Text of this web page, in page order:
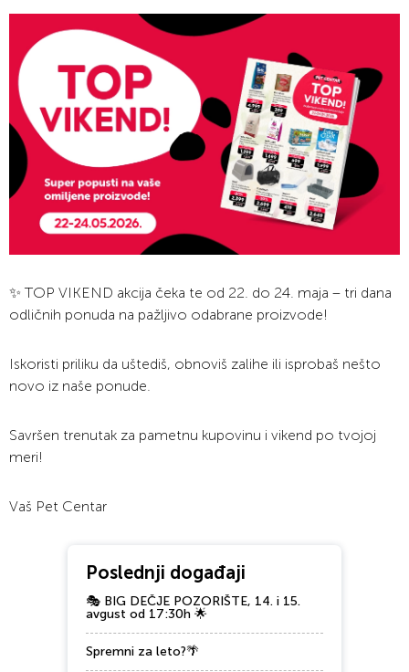
✨ TOP VIKEND akcija čeka te od 22. do 24. maja – tri dana
odličnih ponuda na pažljivo odabrane proizvode!
Iskoristi priliku da uštediš, obnoviš zalihe ili isprobaš nešto
novo iz naše ponude.
Savršen trenutak za pametnu kupovinu i vikend po tvojoj
meri!
Vaš Pet Centar
Poslednji događaji
🎭 BIG DEČJE POZORIŠTE, 14. i 15.
avgust od 17:30h 🌟
Spremni za leto?🌴